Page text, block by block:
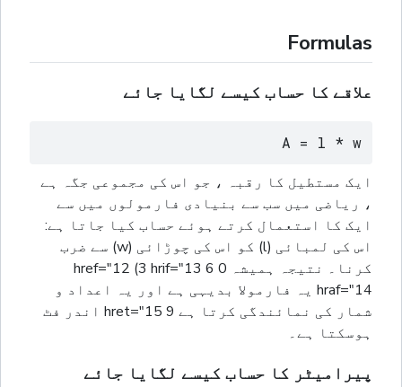
Formulas
علاقے کا حساب کیسے لگایا جائے
A = l * w
ایک مستطیل کا رقبہ ، جو اس کی مجموعی جگہ ہے
، ریاضی میں سب سے بنیادی فارمولوں میں سے
ایک کا استعمال کرتے ہوئے حساب کیا جاتا ہے:
اس کی لمبائی (l) کو اس کی چوڑائی (w) سے ضرب
کرنا۔ نتیجہ ہمیشہ 0 href="12 (3 hrif="13 6
hraf="14 یہ فارمولا بدیہی ہے اور یہ اعداد و
شمار کی نمائندگی کرتا ہے 9 hret="15 اندر فٹ
ہوسکتا ہے۔
پیرامیٹر کا حساب کیسے لگایا جائے